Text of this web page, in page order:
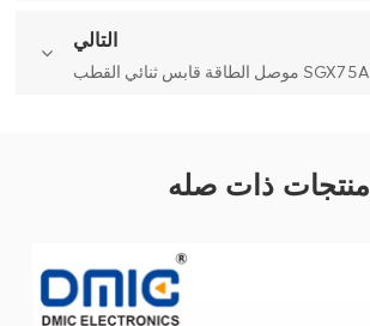
التالي
موصل الطاقة قابس ثنائي القطب SGX75A
منتجات ذات صله